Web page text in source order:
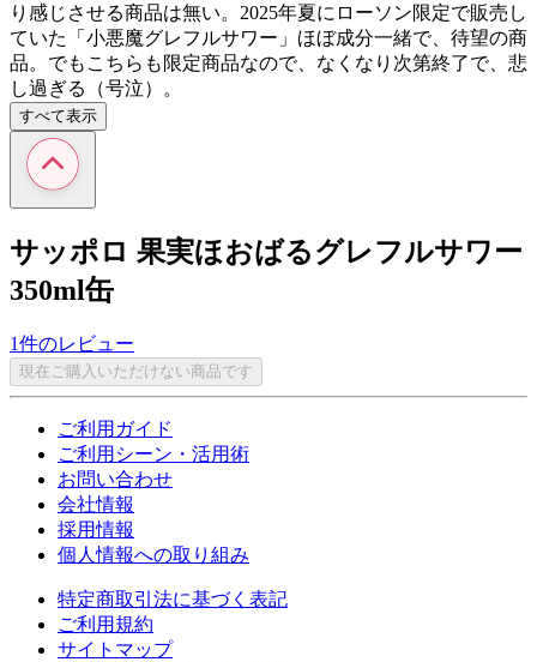
り感じさせる商品は無い。2025年夏にローソン限定で販売し
ていた「小悪魔グレフルサワー」ほぼ成分一緒で、待望の商
品。でもこちらも限定商品なので、なくなり次第終了で、悲
し過ぎる（号泣）。
すべて表示
サッポロ 果実ほおばるグレフルサワー
350ml缶
1件のレビュー
現在ご購入いただけない商品です
ご利用ガイド
ご利用シーン・活用術
お問い合わせ
会社情報
採用情報
個人情報への取り組み
特定商取引法に基づく表記
ご利用規約
サイトマップ